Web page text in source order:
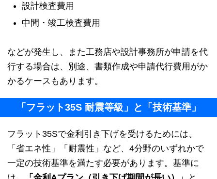
設計検査費用
中間・竣工検査費用
などが発生し、また工務店や設計事務所が申請を代
行する場合は、別途、書類作成や申請代行費用がか
かるケースもあります。
「フラット35S 耐震等級」と「技術基準」
フラット35Sで金利引き下げを受けるためには、
「省エネ性」「耐震性」など、4分野のいずれかで
一定の技術基準を満たす必要があります。基準に